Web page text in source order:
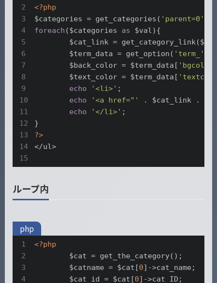
<?php
$categories = get_categories( 'parent=0'
foreach ($categories as $val){
	$term_data = get_option(
'term_'
	$back_color = $term_data[
'bgcolor'
	$text_color = $term_data[
echo
'<li>' ;
echo
'<a href="' . $cat_link .
echo
'</li>' ;
?>
</ul>
ループ内
php
<?php
	$catname = $cat[
0]->cat_name;
	$cat_id = $cat[
0]->cat_ID;